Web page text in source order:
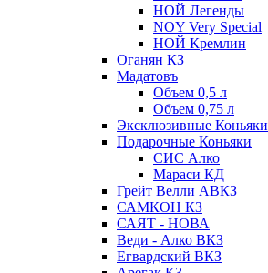
НОЙ Легенды
NOY Very Speсial
НОЙ Кремлин
Оганян КЗ
Мадатовъ
Объем 0,5 л
Объем 0,75 л
Эксклюзивные Коньяки
Подарочные Коньяки
СИС Алко
Мараси КД
Грейт Велли АВКЗ
САМКОН КЗ
САЯТ - НОВА
Веди - Алко ВКЗ
Егвардский ВКЗ